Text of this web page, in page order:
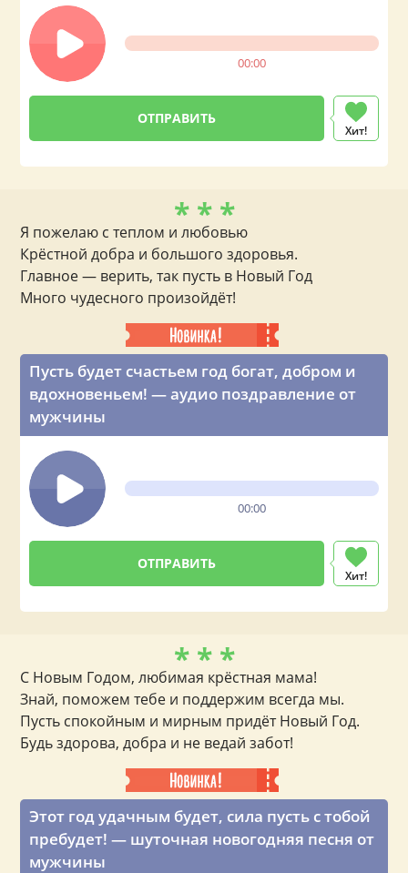
00:00
Хит!
Пусть будет счастьем год богат, добром и
вдохновеньем! — аудио поздравление от
мужчины
00:00
Хит!
* * *
Я пожелаю с теплом и любовью
Крёстной добра и большого здоровья.
Главное — верить, так пусть в Новый Год
Много чудесного произойдёт!
Этот год удачным будет, сила пусть с тобой
пребудет! — шуточная новогодняя песня от
мужчины
* * *
С Новым Годом, любимая крёстная мама!
Знай, поможем тебе и поддержим всегда мы.
Пусть спокойным и мирным придёт Новый Год.
Будь здорова, добра и не ведай забот!